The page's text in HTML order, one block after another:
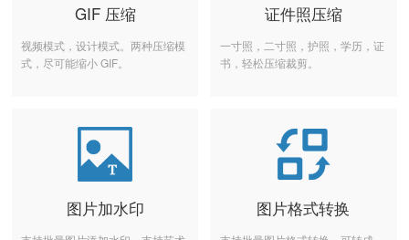
GIF 压缩
视频模式，设计模式。两种压缩模
式，尽可能缩小 GIF。
证件照压缩
一寸照，二寸照，护照，学历，证
书，轻松压缩裁剪。
图片加水印 图片格式转换